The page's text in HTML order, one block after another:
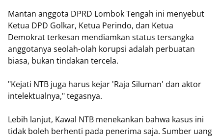
Mantan anggota DPRD Lombok Tengah ini menyebut
Ketua DPD Golkar, Ketua Perindo, dan Ketua
Demokrat terkesan mendiamkan status tersangka
anggotanya seolah-olah korupsi adalah perbuatan
biasa, bukan tindakan tercela.
"​Kejati NTB juga harus kejar 'Raja Siluman' dan aktor
intelektualnya," tegasnya.
​Lebih lanjut, Kawal NTB menekankan bahwa kasus ini
tidak boleh berhenti pada penerima saja. Sumber uang